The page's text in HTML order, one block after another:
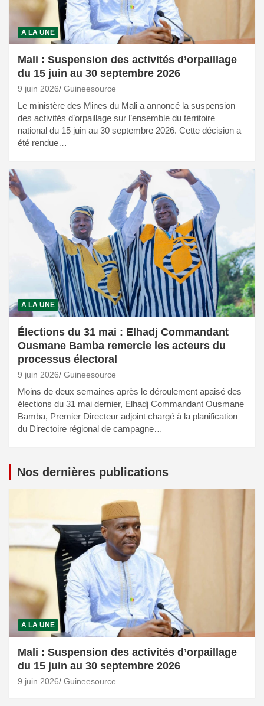
A LA UNE
Mali : Suspension des activités d’orpaillage
du 15 juin au 30 septembre 2026
9 juin 2026 Guineesource
Le ministère des Mines du Mali a annoncé la suspension
des activités d’orpaillage sur l’ensemble du territoire
national du 15 juin au 30 septembre 2026. Cette décision a
été rendue…
A LA UNE
Élections du 31 mai : Elhadj Commandant
Ousmane Bamba remercie les acteurs du
processus électoral
9 juin 2026 Guineesource
Moins de deux semaines après le déroulement apaisé des
élections du 31 mai dernier, Elhadj Commandant Ousmane
Bamba, Premier Directeur adjoint chargé à la planification
du Directoire régional de campagne…
Nos dernières publications
A LA UNE
Mali : Suspension des activités d’orpaillage
du 15 juin au 30 septembre 2026
9 juin 2026 Guineesource